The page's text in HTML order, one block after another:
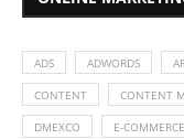
ADS ADWORDS
CONTENT CONTENT
DMEXCO E-COMMERCE